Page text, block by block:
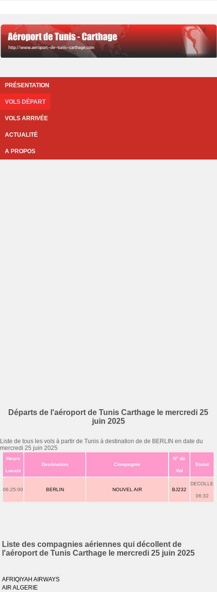
PRÉSENTATION
VOLS DÉPART
VOLS ARRIVÉE
ACTUALITÉ
A PROPOS
Départs de l'aéroport de Tunis Carthage le mercredi 25
juin 2025
Liste de tous les vols à partir de Tunis à destination de de BERLIN en date du
mercredi 25 juin 2025
Heure
Locale
Destination Compagnie
N° de
Vol
Statut
06:25:00 BERLIN NOUVEL AIR BJ232
DECOLLE
06:32
Liste des compagnies aériennes qui décollent de
l'aéroport de Tunis Carthage le mercredi 25 juin 2025
AFRIQIYAH AIRWAYS
AIR ALGERIE